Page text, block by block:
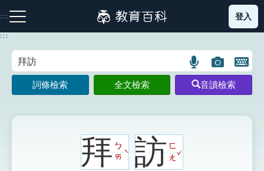
到
主
:::
注音索引圖示 筆畫索引圖示 部首索引表圖示
登入
:::
語
言
搜
圖
片
搜
開
鍵
圖
詞條檢索 全文檢索 音讀檢索
拜ㄅ
ㄞ
ˋ 訪ㄈ
ㄤ
ˇ